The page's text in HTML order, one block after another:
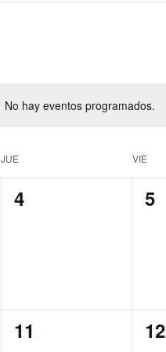
No hay eventos programados.
JUE VIE
0
4
0
5
0
11
0
12